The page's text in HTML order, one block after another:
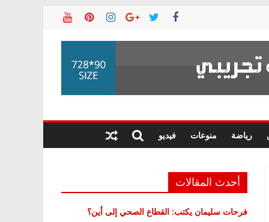
رياضة منوعات فيديو
أحدث المقالات
فرحات سليمان يكتب: القطاع الصحي إلى أين؟